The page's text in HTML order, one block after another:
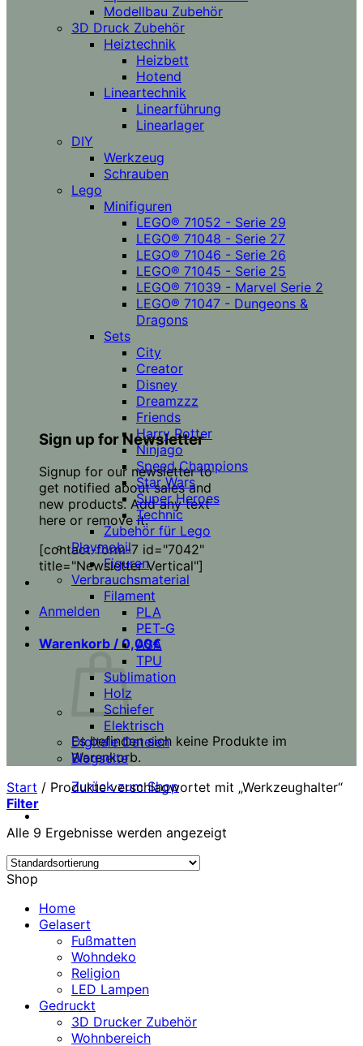
Sign up for Newsletter
Signup for our newsletter to
get notified about sales and
new products. Add any text
here or remove it.
[contact-form-7 id="7042"
title="Newsletter Vertical"]
Anmelden
Warenkorb / 0,00€
Es befinden sich keine Produkte im
Warenkorb.
Zurück zum Shop
Modellbau Zubehör
3D Druck Zubehör
Heiztechnik
Heizbett
Hotend
Lineartechnik
Linearführung
Linearlager
DIY
Werkzeug
Schrauben
Lego
Minifiguren
LEGO® 71052 - Serie 29
LEGO® 71048 - Serie 27
LEGO® 71046 - Serie 26
LEGO® 71045 - Serie 25
LEGO® 71039 - Marvel Serie 2
LEGO® 71047 - Dungeons &
Dragons
Sets
City
Creator
Disney
Dreamzzz
Friends
Harry Potter
Ninjago
Speed Champions
Star Wars
Super Heroes
Technic
Zubehör für Lego
Playmobil
Figuren
Verbrauchsmaterial
Filament
PLA
PET-G
ASA
TPU
Sublimation
Holz
Schiefer
Elektrisch
Digitale Dateien
Blogseite
Start / Produkte verschlagwortet mit „Werkzeughalter“
Filter
Alle 9 Ergebnisse werden angezeigt
Shop
Home
Gelasert
Fußmatten
Wohndeko
Religion
LED Lampen
Gedruckt
3D Drucker Zubehör
Wohnbereich